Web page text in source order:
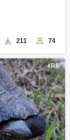
211 74
4日前